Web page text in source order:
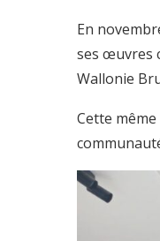
En
ses œuvres
Wallonie
Cette